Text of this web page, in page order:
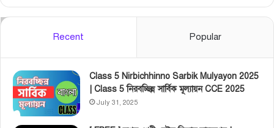
Recent Popular
Class 5 Nirbichhinno Sarbik Mulyayon 2025
| Class 5 নিরবচ্ছিন্ন সার্বিক মূল্যায়ন CCE 2025
July 31, 2025